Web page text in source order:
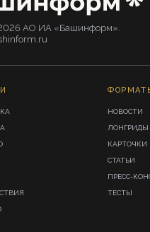
АО ИА «Башинформ».
НОВОСТИ
ЛОНГРИДЫ
КАРТОЧКИ
СТАТЬИ
ПРЕСС-
ТЕСТЫ